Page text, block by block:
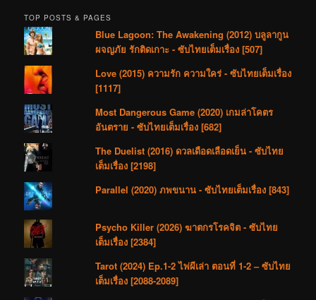
TOP POSTS & PAGES
Blue Lagoon: The Awakening (2012) บลูลากูน
ผจญภัย รักติดเกาะ - ซับไทยเต็มเรื่อง [507]
Love (2015) ความรัก ความใคร่ - ซับไทยเต็มเรื่อง
[1117]
Most Dangerous Game (2020) เกมล่าโคตร
อันตราย - ซับไทยเต็มเรื่อง [682]
The Duelist (2016) ดวลเดือดเลือดเย็น - ซับไทย
เต็มเรื่อง [2198]
Parallel (2020) ภพขนาน - ซับไทยเต็มเรื่อง [843]
Psycho Killer (2026) ฆาตกรโรคจิต - ซับไทย
เต็มเรื่อง [2384]
Tarot (2024) Ep.1-2 ไพ่ผีเล่า ตอนที่ 1-2 – ซับไทย
เต็มเรื่อง [2088-2089]